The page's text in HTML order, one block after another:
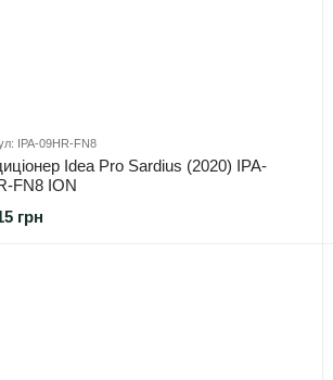
IPA-09HR-FN8
Idea Pro Sardius (2020) IPA-
FN8 ION
грн